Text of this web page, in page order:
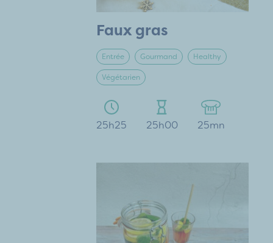
Faux gras
Entrée Gourmand Healthy
Végétarien
25h25 25h00 25mn